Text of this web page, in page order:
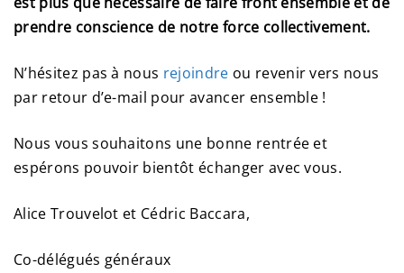
prendre conscience de notre force collectivement.
N’hésitez pas à nous rejoindre ou revenir vers nous
par retour d’e-mail pour avancer ensemble !
Nous vous souhaitons une bonne rentrée et
espérons pouvoir bientôt échanger avec vous.
Alice Trouvelot et Cédric Baccara,
Co-délégués généraux